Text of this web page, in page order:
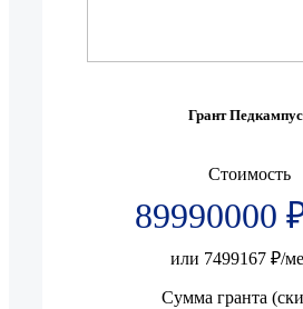
Грант
Стоимость
89990000
или 7499167 ₽/
Сумма гранта